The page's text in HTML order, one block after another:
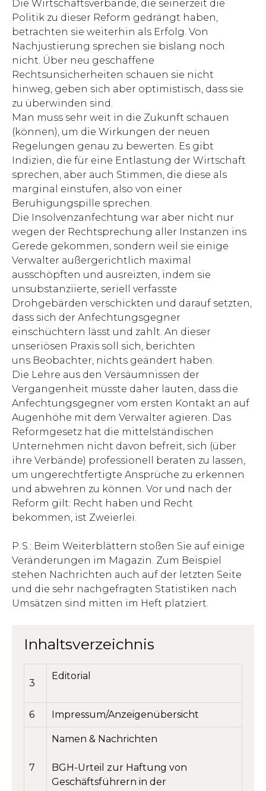
Die Wirtschaftsverbände, die seinerzeit die
Politik zu dieser Reform gedrängt haben,
betrachten sie weiterhin als Erfolg. Von
Nachjustierung sprechen sie bislang noch
nicht. Über neu geschaffene
Rechtsunsicherheiten schauen sie nicht
hinweg, geben sich aber optimistisch, dass sie
zu überwinden sind.
Man muss sehr weit in die Zukunft schauen
(können), um die Wirkungen der neuen
Regelungen genau zu bewerten. Es gibt
Indizien, die für eine Entlastung der Wirtschaft
sprechen, aber auch Stimmen, die diese als
marginal einstufen, also von einer
Beruhigungspille sprechen.
Die Insolvenzanfechtung war aber nicht nur
wegen der Rechtsprechung aller Instanzen ins
Gerede gekommen, sondern weil sie einige
Verwalter außergerichtlich maximal
ausschöpften und ausreizten, indem sie
unsubstanziierte, seriell verfasste
Drohgebärden verschickten und darauf setzten,
dass sich der Anfechtungsgegner
einschüchtern lässt und zahlt. An dieser
unseriösen Praxis soll sich, berichten
uns Beobachter, nichts geändert haben.
Die Lehre aus den Versäumnissen der
Vergangenheit müsste daher lauten, dass die
Anfechtungsgegner vom ersten Kontakt an auf
Augenhöhe mit dem Verwalter agieren. Das
Reform­gesetz hat die mittelständischen
Unternehmen nicht davon befreit, sich (über
ihre Verbände) professionell beraten zu lassen,
um ungerechtfertigte Ansprüche zu erkennen
und abwehren zu können. Vor und nach der
Reform gilt: Recht haben und Recht
bekommen, ist Zweierlei.
P. S.: Beim Weiterblättern stoßen Sie auf einige
Veränder­ungen im Magazin. Zum Beispiel
stehen Nachrichten auch auf der letzten Seite
und die sehr nachgefragten Statistiken nach
Umsätzen sind mitten im Heft platziert.
Inhaltsverzeichnis
3
Editorial
6 Impressum/Anzeigenübersicht
7
Namen & Nachrichten
BGH-Urteil zur Haftung von
Geschäftsführern in der